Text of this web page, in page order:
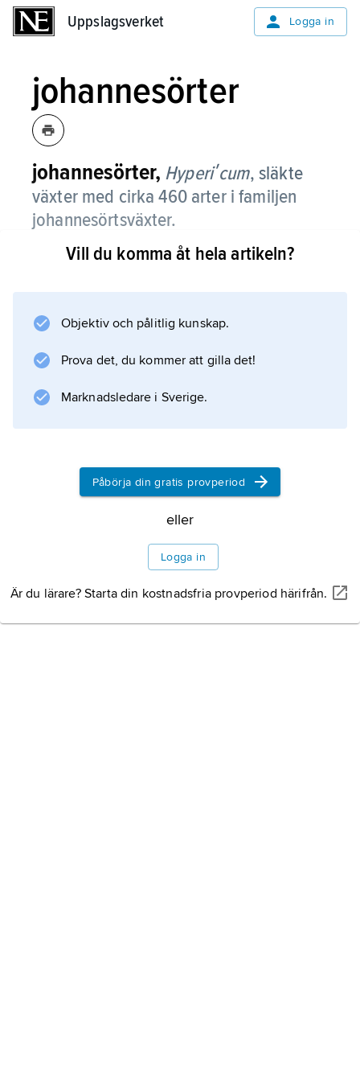
Uppslagsverket Logga in
johannesörter
johannesörter, Hyperiʹcum, släkte
växter med cirka 460 arter i familjen
johannesörtsväxter.
De är fleråriga örter, som hör hemma i norra
hela och helbräddade blad, och de gula
knippen. Frukten är en sprickkapsel.
Vill du komma åt hela artikeln?
Objektiv och pålitlig kunskap.
Prova det, du kommer att gilla det!
Marknadsledare i Sverige.
Påbörja din gratis provperiod
eller
Logga in
Är du lärare? Starta din kostnadsfria provperiod härifrån.